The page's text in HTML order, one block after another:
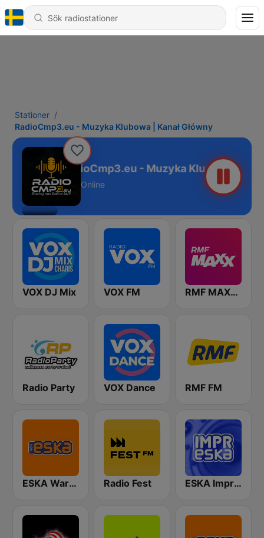
Stationer
RadioCmp3.eu - Muzyka Klubowa | Kanał Główny
RadioCmp3.eu - Muzyka Klubowa |
Online
VOX DJ Mix VOX FM RMF MAXXX
Radio Party VOX Dance RMF FM
ESKA Warszawa Radio Fest ESKA Impreska